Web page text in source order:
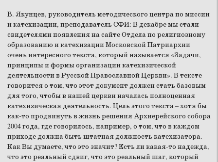
В. Якунцев, руководитель методического центра по миссии
и катехизации, преподаватель СФИ: В декабре мы стали
свидетелями появления на сайте Отдела по религиозному
образованию и катехизации Московской Патриархии
очень интересного текста, который называется «Задачи,
принципы и формы организации катехизической
деятельности в Русской Православной Церкви». В тексте
говорится о том, что этот документ должен стать базовым
для того, чтобы в нашей церкви началась полноценная
катехизическая деятельность. Цель этого текста – хотя бы
как-то продвинуть в жизнь решения Архиерейского собора
2004 года, где говорилось, например, о том, что в каждом
приходе должна быть штатная должность катехизатора.
Как Вы думаете, что это значит? Есть ли какая-то надежда,
что это реальный сдвиг, что это реальный шаг, который